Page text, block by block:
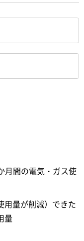
月間の電気・ガス使
用量が削減）できた
量